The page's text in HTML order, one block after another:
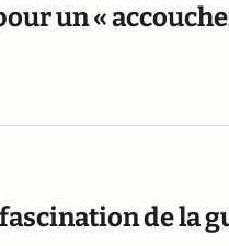
un «
fascination de la